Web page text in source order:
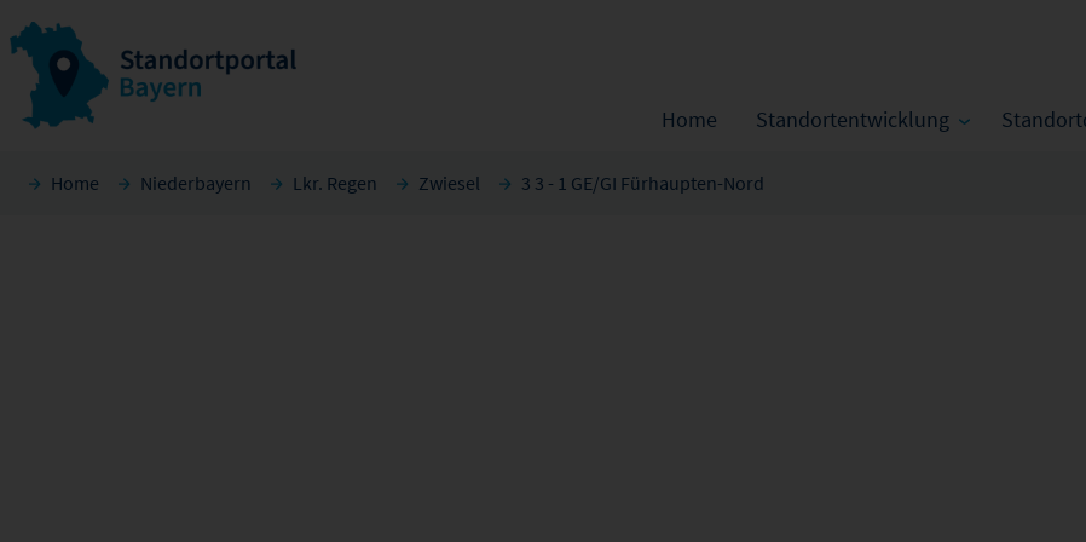
Home Standortentwicklung
Home Niederbayern Lkr. Regen Zwiesel 3 3 - 1 GE/GI Fürhaupten-Nord